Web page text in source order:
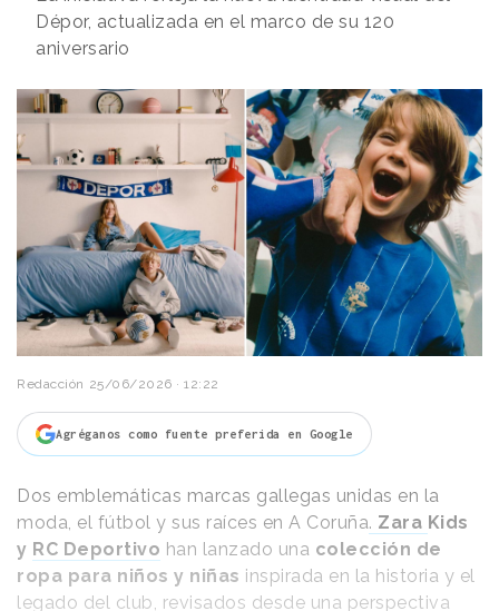
Dépor, actualizada en el marco de su 120
aniversario
Redacción 25/06/2026 · 12:22
Agréganos como fuente preferida en Google
Dos emblemáticas marcas gallegas unidas en la
moda, el fútbol y sus raíces en A Coruña. Zara Kids
y RC Deportivo han lanzado una colección de
ropa para niños y niñas inspirada en la historia y el
legado del club, revisados desde una perspectiva